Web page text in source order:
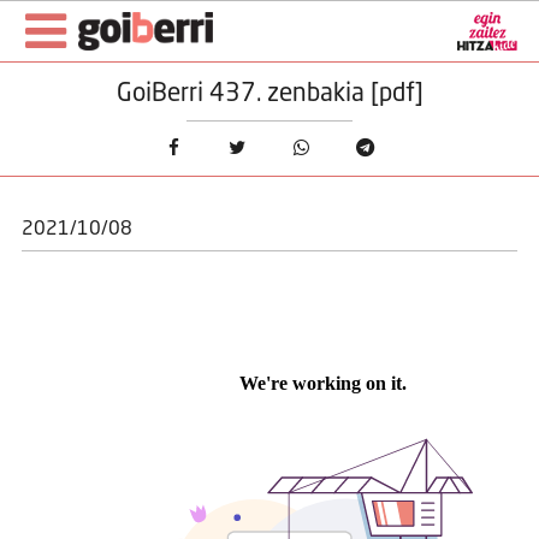
GoiBerri 437. zenbakia [pdf]
2021/10/08